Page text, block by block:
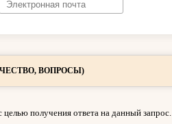
ВОПРОСЫ)
получения ответа на данный запрос.